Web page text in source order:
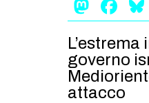
governo
attacco